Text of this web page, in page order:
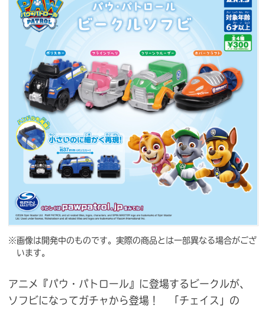
閉じる
※画像は開発中のものです。実際の商品とは一部異なる場合がござ
います。
アニメ『パウ・パトロール』に登場するビークルが、
ソフビになってガチャから登場！ 「チェイス」の